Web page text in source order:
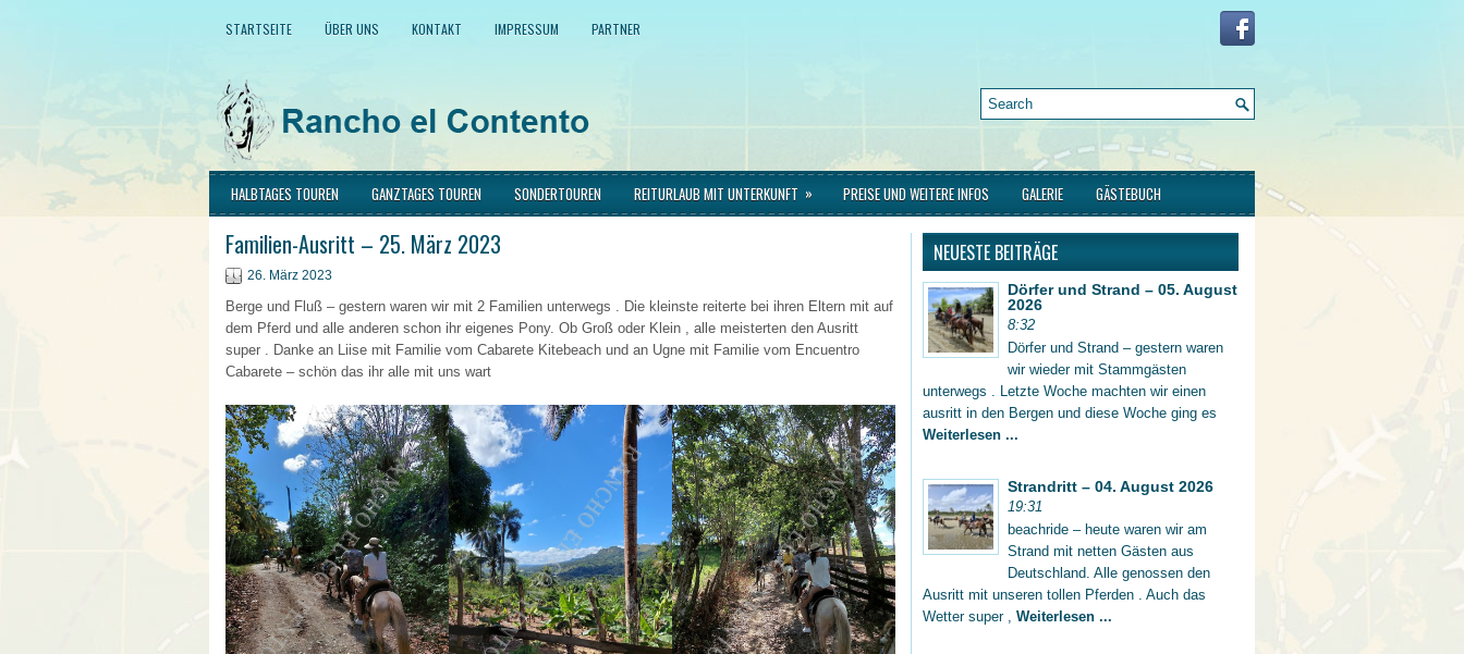
STARTSEITE ÜBER UNS KONTAKT IMPRESSUM PARTNER
HALBTAGES TOUREN GANZTAGES TOUREN SONDERTOUREN REITURLAUB MIT UNTERKUNFT » PREISE UND WEITERE INFOS GALERIE GÄSTEBUCH
Familien-Ausritt – 25. März 2023
26. März 2023
Berge und Fluß – gestern waren wir mit 2 Familien unterwegs . Die kleinste reiterte bei ihren Eltern mit auf
dem Pferd und alle anderen schon ihr eigenes Pony. Ob Groß oder Klein , alle meisterten den Ausritt
super . Danke an Liise mit Familie vom Cabarete Kitebeach und an Ugne mit Familie vom Encuentro
Cabarete – schön das ihr alle mit uns wart
NEUESTE BEITRÄGE
Dörfer und Strand – 05. August
2026
8:32
Dörfer und Strand – gestern waren
wir wieder mit Stammgästen
unterwegs . Letzte Woche machten wir einen
ausritt in den Bergen und diese Woche ging es
Weiterlesen ...
Strandritt – 04. August 2026
19:31
beachride – heute waren wir am
Strand mit netten Gästen aus
Deutschland. Alle genossen den
Ausritt mit unseren tollen Pferden . Auch das
Wetter super , Weiterlesen ...